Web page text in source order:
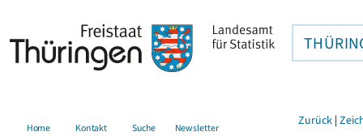
Home Kontakt Suche Newsletter Zurück |